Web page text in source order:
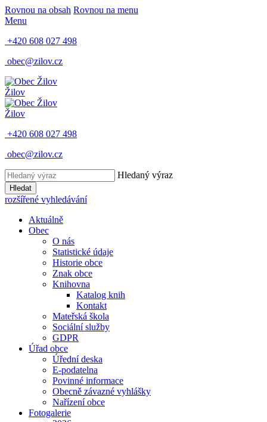
Rovnou na obsah Rovnou na menu
Menu
+420 608 027 498
obec@zilov.cz
Žilov
Žilov
+420 608 027 498
obec@zilov.cz
Hledaný výraz
Hledat
rozšířené vyhledávání
Aktuálně
Obec
O nás
Statistické údaje
Historie obce
Znak obce
Knihovna
Katalog knih
Kontakt
Mateřská škola
Sociální služby
GDPR
Úřad obce
Úřední deska
E-podatelna
Povinné informace
Obecně závazné vyhlášky
Nařízení obce
Fotogalerie